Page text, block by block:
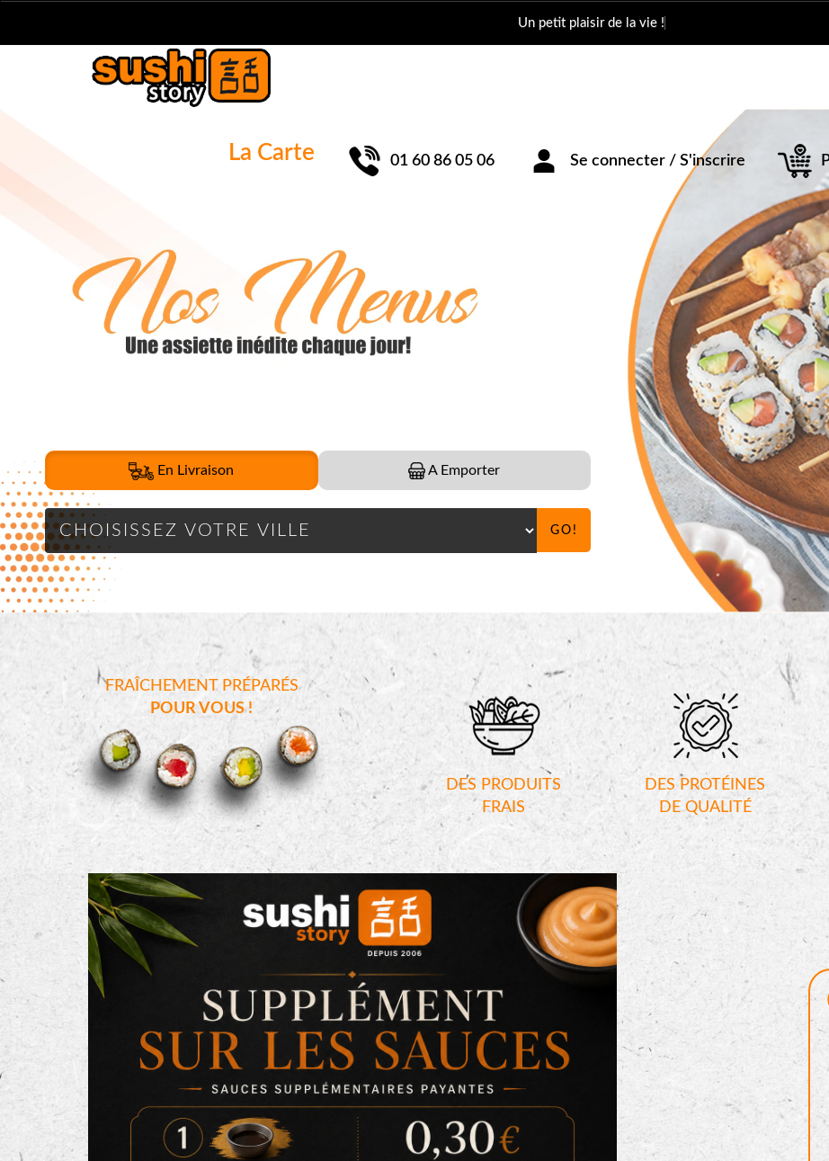
Un petit plaisir
La Carte 01 60 86 05 06 Se connecter / S'inscrire
En Livraison A Emporter
GO!
FRAÎCHEMENT PRÉPARÉS
POUR VOUS !
DES PRODUITS
FRAIS
DES PROTÉINES
DE QUALITÉ